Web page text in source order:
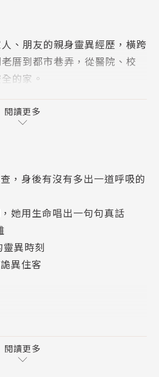
、朋友的親身靈異經歷，橫跨
厝到都市巷弄，從醫院、校
的家。
都是令人毛骨悚然的回憶實錄
守著戰敗的孤影……
讓全家在原地繞不出去……
」，不該打開的電梯……
歌手……
鬼仔抓交替、醫院電梯遇
令人發寒，每一則故事，都是
交會。
閱讀更多
，身後有沒有多出一道呼吸的
她用生命唱出一句句真話
異時刻
異住客
棺上的女人
界的警告
閱讀更多